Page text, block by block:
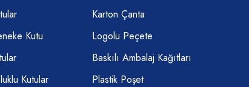
Kutu
Kutular
Karton Çanta
Logolu Peçete
Baskılı Ambalaj Kağıtları
Plastik Poşet